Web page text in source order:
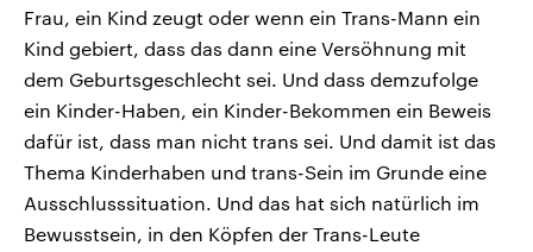
Frau, ein Kind zeugt oder wenn ein Trans-Mann ein
Kind gebiert, dass das dann eine Versöhnung mit
dem Geburtsgeschlecht sei. Und dass demzufolge
ein Kinder-Haben, ein Kinder-Bekommen ein Beweis
dafür ist, dass man nicht trans sei. Und damit ist das
Thema Kinderhaben und trans-Sein im Grunde eine
Ausschlusssituation. Und das hat sich natürlich im
Bewusstsein, in den Köpfen der Trans-Leute